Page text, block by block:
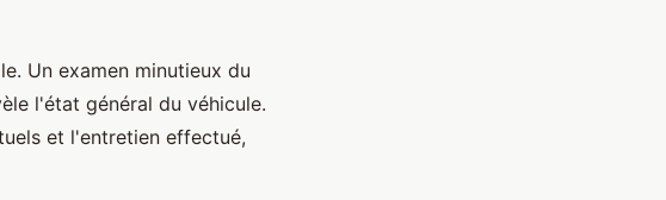
Un examen minutieux du
l'état général du véhicule.
et l'entretien effectué,